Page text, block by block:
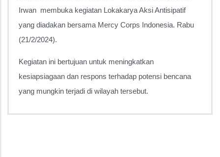
Irwan membuka kegiatan Lokakarya Aksi Antisipatif
yang diadakan bersama Mercy Corps Indonesia. Rabu
(21/2/2024).
Kegiatan ini bertujuan untuk meningkatkan
kesiapsiagaan dan respons terhadap potensi bencana
yang mungkin terjadi di wilayah tersebut.